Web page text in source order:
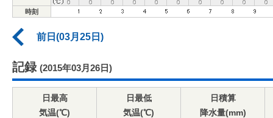
時刻
前日(03月25日)
記録 (2015年03月26日)
日最高
気温(℃)
日最低
気温(℃)
日積算
降水量(mm)